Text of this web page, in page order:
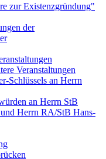
zur Existenzgründung"
der
Veranstaltungen
Schlüssels an Herrn
an Herrn StB
Herrn RA/StB Hans-